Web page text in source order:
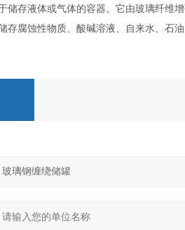
储存液体或气体的容器。它由玻璃纤维
存腐蚀性物质、酸碱溶液、自来水、石